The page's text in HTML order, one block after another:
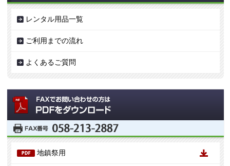
レンタル用品一覧
ご利用までの流れ
よくあるご質問
地鎮祭用